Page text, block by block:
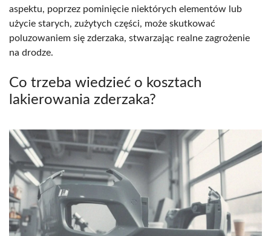
aspektu, poprzez pominięcie niektórych elementów lub
użycie starych, zużytych części, może skutkować
poluzowaniem się zderzaka, stwarzając realne zagrożenie
na drodze.
Co trzeba wiedzieć o kosztach
lakierowania zderzaka?